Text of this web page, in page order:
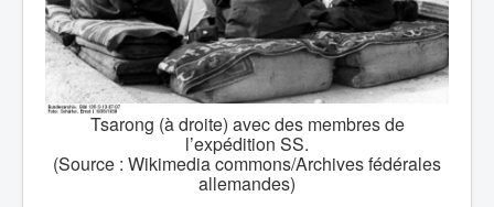
Tsarong (à droite) avec des membres de
l’expédition SS.
(Source : Wikimedia commons/Archives fédérales
allemandes)